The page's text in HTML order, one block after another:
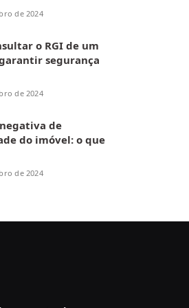
de 2024
o RGI de um
segurança
de 2024
de
do imóvel: o que
de 2024